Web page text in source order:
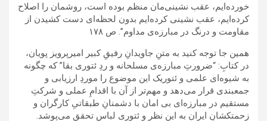
خورده‌ایم، عقب نشینی‌مان منظم بوده است، روشمان را اصلاح
کرده‌ایم، عقب نشینی کرده‌ایم بدون لحظه‌ای دست کشیدن از
مقاومت و درنگ در مبارزه‌ی مداوم”. ص ۱۷۸
همین جا توجه کنید به متنِ جاویدانِ رفیقِ کبیر امیرپرویز پویان،
در کتابِ: “ضرورتِ مبارزه‌ی مسلحانه و ردِ ئتوری بقا” که چگونه
به شیوه‌ای علمی و ئتوریک این موضوع را موردِ ارزیابی و
جمعبندی قرار می‌دهد و مهم‌تر از آن با اقدامِ عملی و شرکتِ
مستقیم در مبارزه‌ای بی امان با دشمنانِ طبقاتیِ کارگران و
زحمتکشانِ ایران به این نظر و ئتوری لباسِ تحقق می‌پوشد.